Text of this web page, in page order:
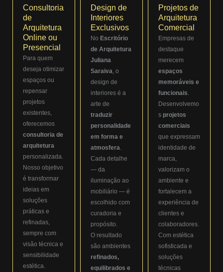
Consultoria
de
Arquitetura
Online ou
Presencial
Para quem
deseja otimizar
espaços ou
repensar
projetos
existentes,
oferecemos
consultoria de
arquitetura
personalizada.
Nosso objetivo
é transformar
ideias em
soluções
práticas e
refinadas,
sempre com
visão técnica e
sensibilidade
estética.
Design de
Interiores
Exclusivos
No Escritório
de Arquitetura
Juliana
Saraiva , o
design de
interiores é a
arte de
traduzir
personalidade
em forma e
atmosfera
Cada detalhe
— da
iluminação ao
mobiliário — é
escolhido com
curadoria e
propósito.
O resultado
são ambientes
refinados,
equilibrados e
Projetos de
Arquitetura
Comercial
Empresas de
destaque
merecem
espaços
memoráveis e
funcionais
Desenvolvemo
s projetos
comerciais
que expressam
identidade de
marca,
valorizam o
ambiente e
fortalecem a
experiência de
clientes e
colaboradores.
Com estética
sofisticada e
soluções
técnicas